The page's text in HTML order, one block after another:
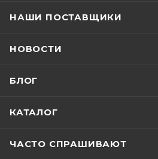
НАШИ ПОСТАВЩИКИ
НОВОСТИ
БЛОГ
КАТАЛОГ
ЧАСТО СПРАШИВАЮТ